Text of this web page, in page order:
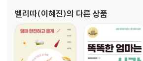
벨리따(이혜진)의 다른 상품